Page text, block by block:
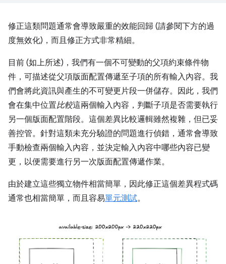
修正這類問題通常會導致嚴重的效能回歸 (請參閱下方的過
度無效化)，而且修正方式非常精細。
目前 (如上所述)，我們有一個不可變動的父項約束條件物
件，可描述從父項版面配置傳遞至子項的所有輸入內容。我
們會將此資訊與產生的不可變更片段一併儲存。因此，我們
會在集中位置比較這兩個輸入內容，判斷子項是否需要執行
另一個版面配置階段。這個差異比較邏輯雖然複雜，但已妥
善控管。針對這類未充分驗證的問題進行偵錯，通常會導致
手動檢查兩個輸入內容，並決定輸入內容中哪些內容已變
更，以便需要進行另一次版面配置傳遞作業。
由於建立這些獨立物件相當簡單，因此修正這個差異程式碼
通常也相當簡單，而且容易單元測試。